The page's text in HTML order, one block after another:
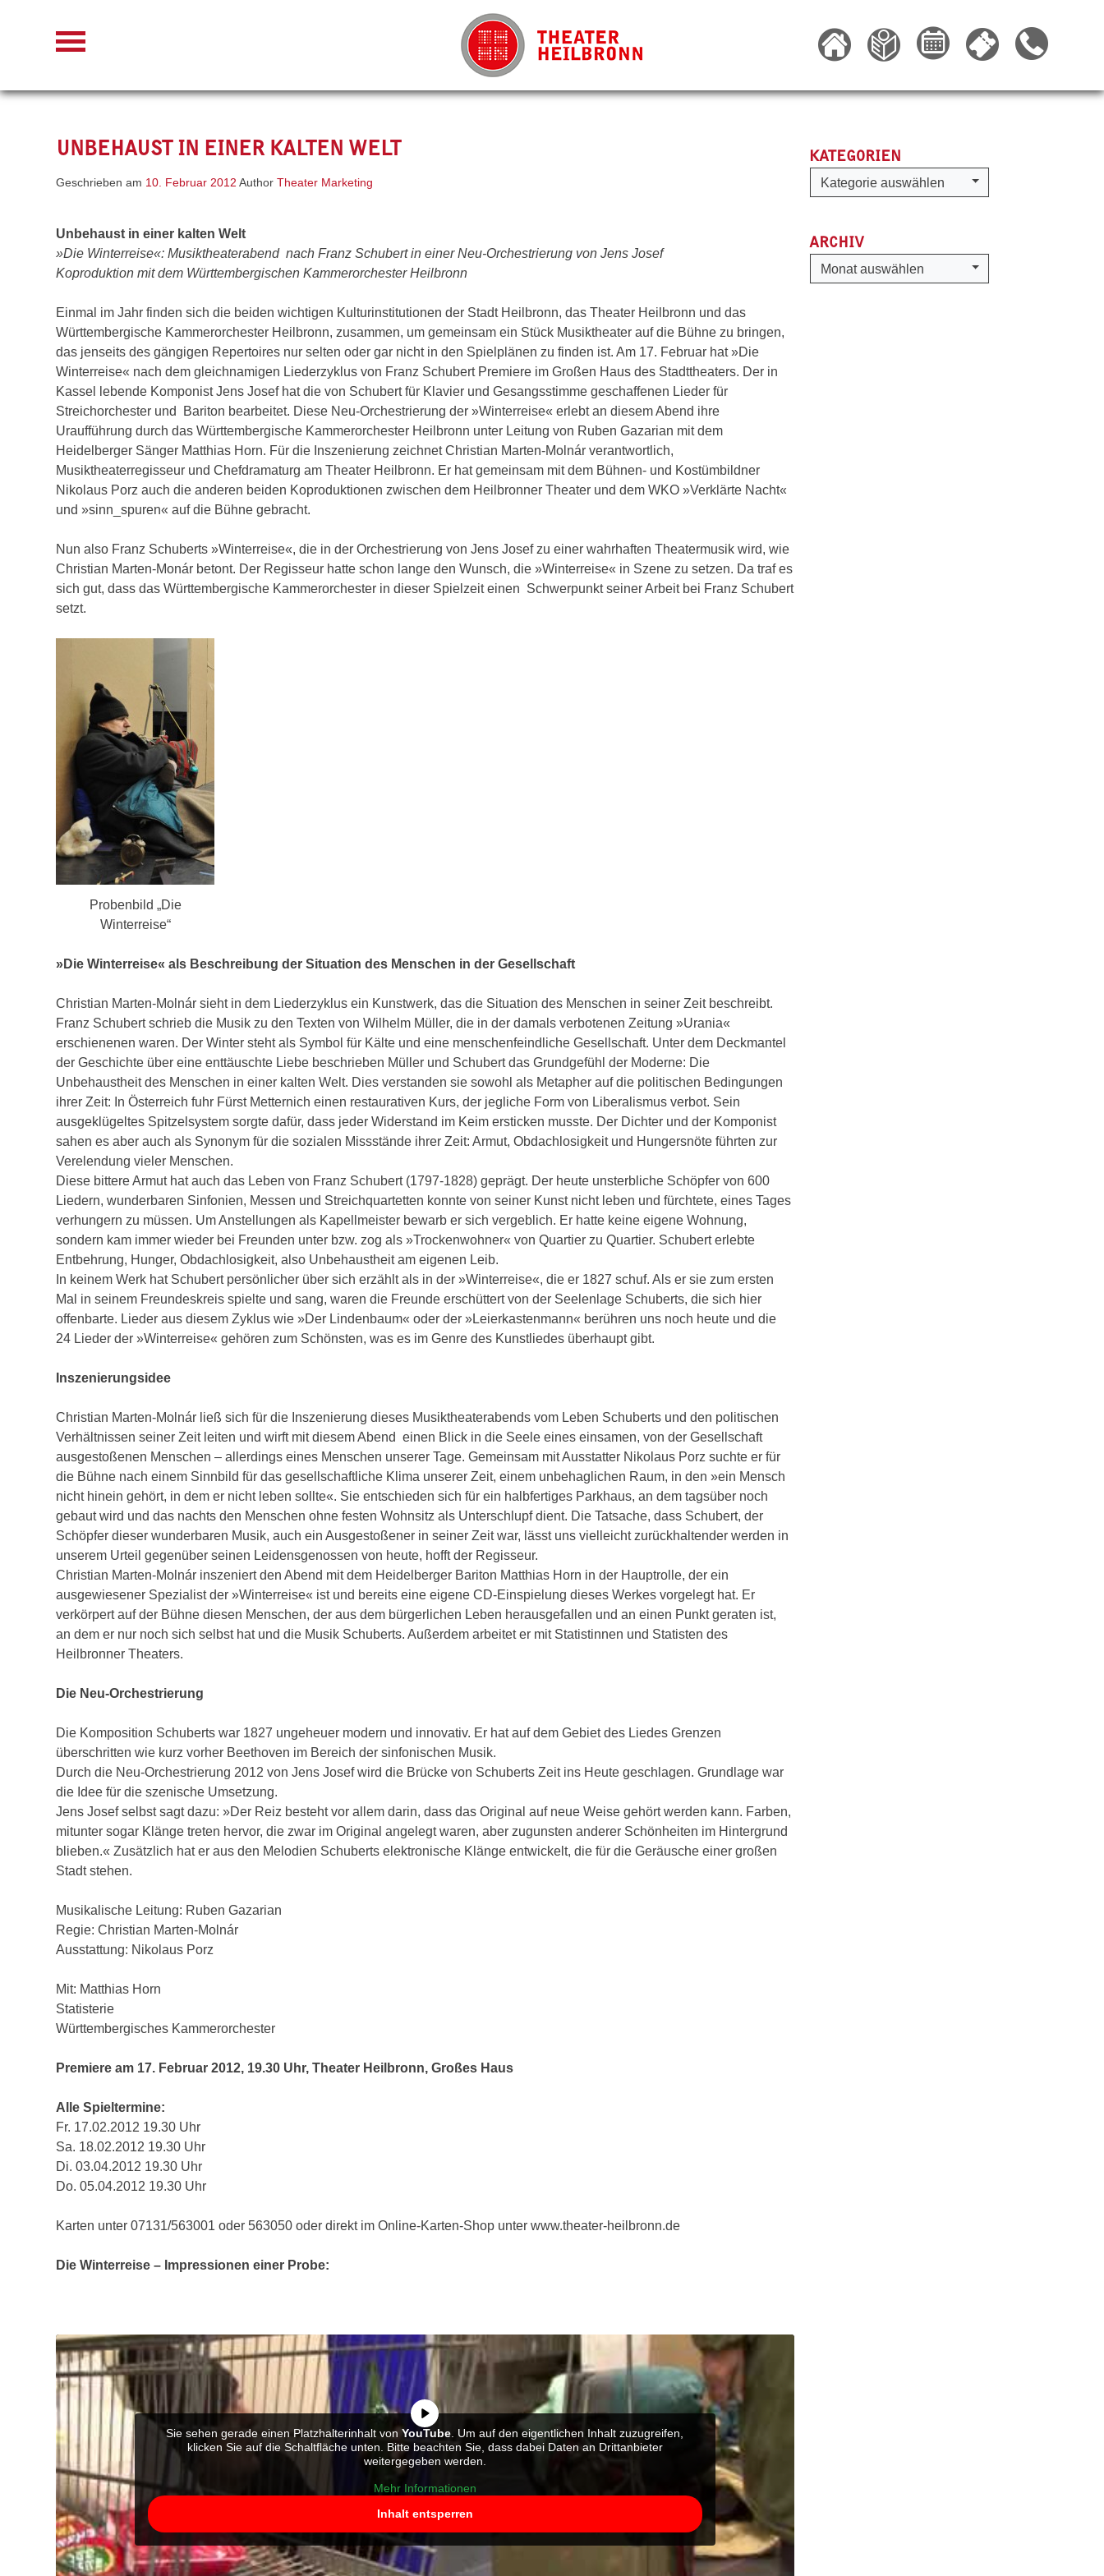
UNBEHAUST IN EINER KALTEN WELT
Geschrieben am 10. Februar 2012 Author Theater Marketing
Unbehaust in einer kalten Welt
»Die Winterreise«: Musiktheaterabend nach Franz Schubert in einer Neu-Orchestrierung von Jens Josef
Koproduktion mit dem Württembergischen Kammerorchester Heilbronn
Einmal im Jahr finden sich die beiden wichtigen Kulturinstitutionen der Stadt Heilbronn, das Theater Heilbronn und das
Württembergische Kammerorchester Heilbronn, zusammen, um gemeinsam ein Stück Musiktheater auf die Bühne zu bringen,
das jenseits des gängigen Repertoires nur selten oder gar nicht in den Spielplänen zu finden ist. Am 17. Februar hat »Die
Winterreise« nach dem gleichnamigen Liederzyklus von Franz Schubert Premiere im Großen Haus des Stadttheaters. Der in
Kassel lebende Komponist Jens Josef hat die von Schubert für Klavier und Gesangsstimme geschaffenen Lieder für
Streichorchester und Bariton bearbeitet. Diese Neu-Orchestrierung der »Winterreise« erlebt an diesem Abend ihre
Uraufführung durch das Württembergische Kammerorchester Heilbronn unter Leitung von Ruben Gazarian mit dem
Heidelberger Sänger Matthias Horn. Für die Inszenierung zeichnet Christian Marten-Molnár verantwortlich,
Musiktheaterregisseur und Chefdramaturg am Theater Heilbronn. Er hat gemeinsam mit dem Bühnen- und Kostümbildner
Nikolaus Porz auch die anderen beiden Koproduktionen zwischen dem Heilbronner Theater und dem WKO »Verklärte Nacht«
und »sinn_spuren« auf die Bühne gebracht.
Nun also Franz Schuberts »Winterreise«, die in der Orchestrierung von Jens Josef zu einer wahrhaften Theatermusik wird, wie
Christian Marten-Monár betont. Der Regisseur hatte schon lange den Wunsch, die »Winterreise« in Szene zu setzen. Da traf es
sich gut, dass das Württembergische Kammerorchester in dieser Spielzeit einen Schwerpunkt seiner Arbeit bei Franz Schubert
setzt.
Probenbild „Die
Winterreise“
»Die Winterreise« als Beschreibung der Situation des Menschen in der Gesellschaft
Christian Marten-Molnár sieht in dem Liederzyklus ein Kunstwerk, das die Situation des Menschen in seiner Zeit beschreibt.
Franz Schubert schrieb die Musik zu den Texten von Wilhelm Müller, die in der damals verbotenen Zeitung »Urania«
erschienenen waren. Der Winter steht als Symbol für Kälte und eine menschenfeindliche Gesellschaft. Unter dem Deckmantel
der Geschichte über eine enttäuschte Liebe beschrieben Müller und Schubert das Grundgefühl der Moderne: Die
Unbehaustheit des Menschen in einer kalten Welt. Dies verstanden sie sowohl als Metapher auf die politischen Bedingungen
ihrer Zeit: In Österreich fuhr Fürst Metternich einen restaurativen Kurs, der jegliche Form von Liberalismus verbot. Sein
ausgeklügeltes Spitzelsystem sorgte dafür, dass jeder Widerstand im Keim ersticken musste. Der Dichter und der Komponist
sahen es aber auch als Synonym für die sozialen Missstände ihrer Zeit: Armut, Obdachlosigkeit und Hungersnöte führten zur
Verelendung vieler Menschen.
Diese bittere Armut hat auch das Leben von Franz Schubert (1797-1828) geprägt. Der heute unsterbliche Schöpfer von 600
Liedern, wunderbaren Sinfonien, Messen und Streichquartetten konnte von seiner Kunst nicht leben und fürchtete, eines Tages
verhungern zu müssen. Um Anstellungen als Kapellmeister bewarb er sich vergeblich. Er hatte keine eigene Wohnung,
sondern kam immer wieder bei Freunden unter bzw. zog als »Trockenwohner« von Quartier zu Quartier. Schubert erlebte
Entbehrung, Hunger, Obdachlosigkeit, also Unbehaustheit am eigenen Leib.
In keinem Werk hat Schubert persönlicher über sich erzählt als in der »Winterreise«, die er 1827 schuf. Als er sie zum ersten
Mal in seinem Freundeskreis spielte und sang, waren die Freunde erschüttert von der Seelenlage Schuberts, die sich hier
offenbarte. Lieder aus diesem Zyklus wie »Der Lindenbaum« oder der »Leierkastenmann« berühren uns noch heute und die
24 Lieder der »Winterreise« gehören zum Schönsten, was es im Genre des Kunstliedes überhaupt gibt.
Inszenierungsidee
Christian Marten-Molnár ließ sich für die Inszenierung dieses Musiktheaterabends vom Leben Schuberts und den politischen
Verhältnissen seiner Zeit leiten und wirft mit diesem Abend einen Blick in die Seele eines einsamen, von der Gesellschaft
ausgestoßenen Menschen – allerdings eines Menschen unserer Tage. Gemeinsam mit Ausstatter Nikolaus Porz suchte er für
die Bühne nach einem Sinnbild für das gesellschaftliche Klima unserer Zeit, einem unbehaglichen Raum, in den »ein Mensch
nicht hinein gehört, in dem er nicht leben sollte«. Sie entschieden sich für ein halbfertiges Parkhaus, an dem tagsüber noch
gebaut wird und das nachts den Menschen ohne festen Wohnsitz als Unterschlupf dient. Die Tatsache, dass Schubert, der
Schöpfer dieser wunderbaren Musik, auch ein Ausgestoßener in seiner Zeit war, lässt uns vielleicht zurückhaltender werden in
unserem Urteil gegenüber seinen Leidensgenossen von heute, hofft der Regisseur.
Christian Marten-Molnár inszeniert den Abend mit dem Heidelberger Bariton Matthias Horn in der Hauptrolle, der ein
ausgewiesener Spezialist der »Winterreise« ist und bereits eine eigene CD-Einspielung dieses Werkes vorgelegt hat. Er
verkörpert auf der Bühne diesen Menschen, der aus dem bürgerlichen Leben herausgefallen und an einen Punkt geraten ist,
an dem er nur noch sich selbst hat und die Musik Schuberts. Außerdem arbeitet er mit Statistinnen und Statisten des
Heilbronner Theaters.
Die Neu-Orchestrierung
Die Komposition Schuberts war 1827 ungeheuer modern und innovativ. Er hat auf dem Gebiet des Liedes Grenzen
überschritten wie kurz vorher Beethoven im Bereich der sinfonischen Musik.
Durch die Neu-Orchestrierung 2012 von Jens Josef wird die Brücke von Schuberts Zeit ins Heute geschlagen. Grundlage war
die Idee für die szenische Umsetzung.
Jens Josef selbst sagt dazu: »Der Reiz besteht vor allem darin, dass das Original auf neue Weise gehört werden kann. Farben,
mitunter sogar Klänge treten hervor, die zwar im Original angelegt waren, aber zugunsten anderer Schönheiten im Hintergrund
blieben.« Zusätzlich hat er aus den Melodien Schuberts elektronische Klänge entwickelt, die für die Geräusche einer großen
Stadt stehen.
Musikalische Leitung: Ruben Gazarian
Regie: Christian Marten-Molnár
Ausstattung: Nikolaus Porz
Mit: Matthias Horn
Statisterie
Württembergisches Kammerorchester
Premiere am 17. Februar 2012, 19.30 Uhr, Theater Heilbronn, Großes Haus
Alle Spieltermine:
Fr. 17.02.2012 19.30 Uhr
Sa. 18.02.2012 19.30 Uhr
Di. 03.04.2012 19.30 Uhr
Do. 05.04.2012 19.30 Uhr
Karten unter 07131/563001 oder 563050 oder direkt im Online-Karten-Shop unter www.theater-heilbronn.de
Die Winterreise – Impressionen einer Probe:
Sie sehen gerade einen Platzhalterinhalt vonYouTube . Um auf den eigentlichen Inhalt zuzugreifen,
klicken Sie auf die Schaltfläche unten. Bitte beachten Sie, dass dabei Daten an Drittanbieter
weitergegeben werden.
Mehr Informationen
Inhalt entsperren
KATEGORIEN
Kategorien
Kategorie auswählen
ARCHIV
Archiv
Monat auswählen